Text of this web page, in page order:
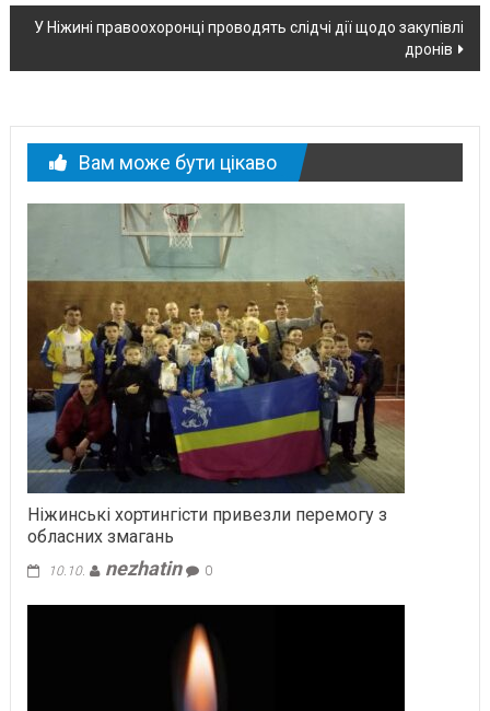
новині
У Ніжині правоохоронці проводять слідчі дії щодо закупівлі
дронів
Вам може бути цікаво
Ніжинські хортингісти привезли перемогу з
обласних змагань
10.10. nezhatin 0